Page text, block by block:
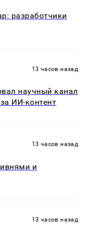
разработчики
13 часов назад
научный канал
ИИ-контент
13 часов назад
и
13 часов назад